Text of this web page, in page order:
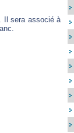
Il sera associé à